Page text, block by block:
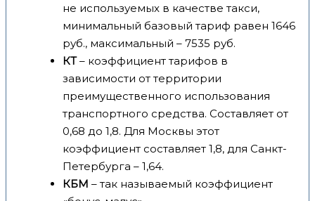
не используемых в качестве такси,
минимальный базовый тариф равен 1646
руб., максимальный – 7535 руб.
КТ– коэффициент тарифов в
зависимости от территории
преимущественного использования
транспортного средства. Составляет от
0,68 до 1,8. Для Москвы этот
коэффициент составляет 1,8, для Санкт-
Петербурга – 1,64.
КБМ – так называемый коэффициент